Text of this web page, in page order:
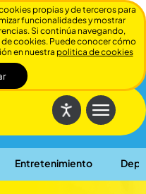
Entretenimiento
Cerrar
propias y de terceros para
funcionalidades y mostrar
Si continúa navegando,
cookies. Puede conocer cómo
en nuestra politica de cookies